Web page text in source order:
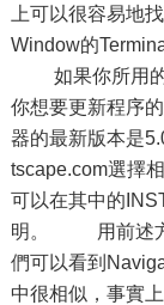
上可以很容易地
Window的
如果你所用的
你想要更新程序
器的最新版本是
tscape.com選擇
可以在其中的
明。 用前述方
們可以看到
中很相似，事實